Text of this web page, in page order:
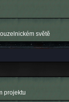
světě
projektu